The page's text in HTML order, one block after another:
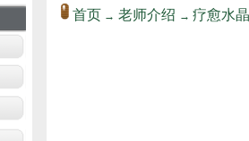
首页 → 老师介绍 → 疗愈水